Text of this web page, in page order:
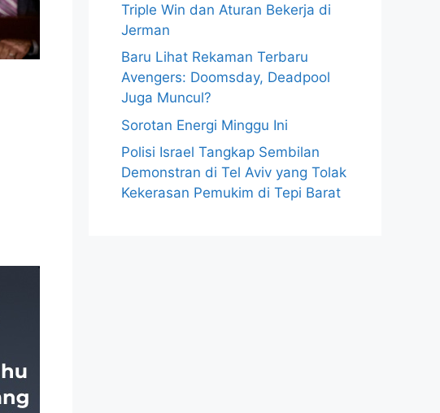
Triple Win dan Aturan Bekerja di
Jerman
Baru Lihat Rekaman Terbaru
Avengers: Doomsday, Deadpool
Juga Muncul?
Sorotan Energi Minggu Ini
Polisi Israel Tangkap Sembilan
Demonstran di Tel Aviv yang Tolak
Kekerasan Pemukim di Tepi Barat